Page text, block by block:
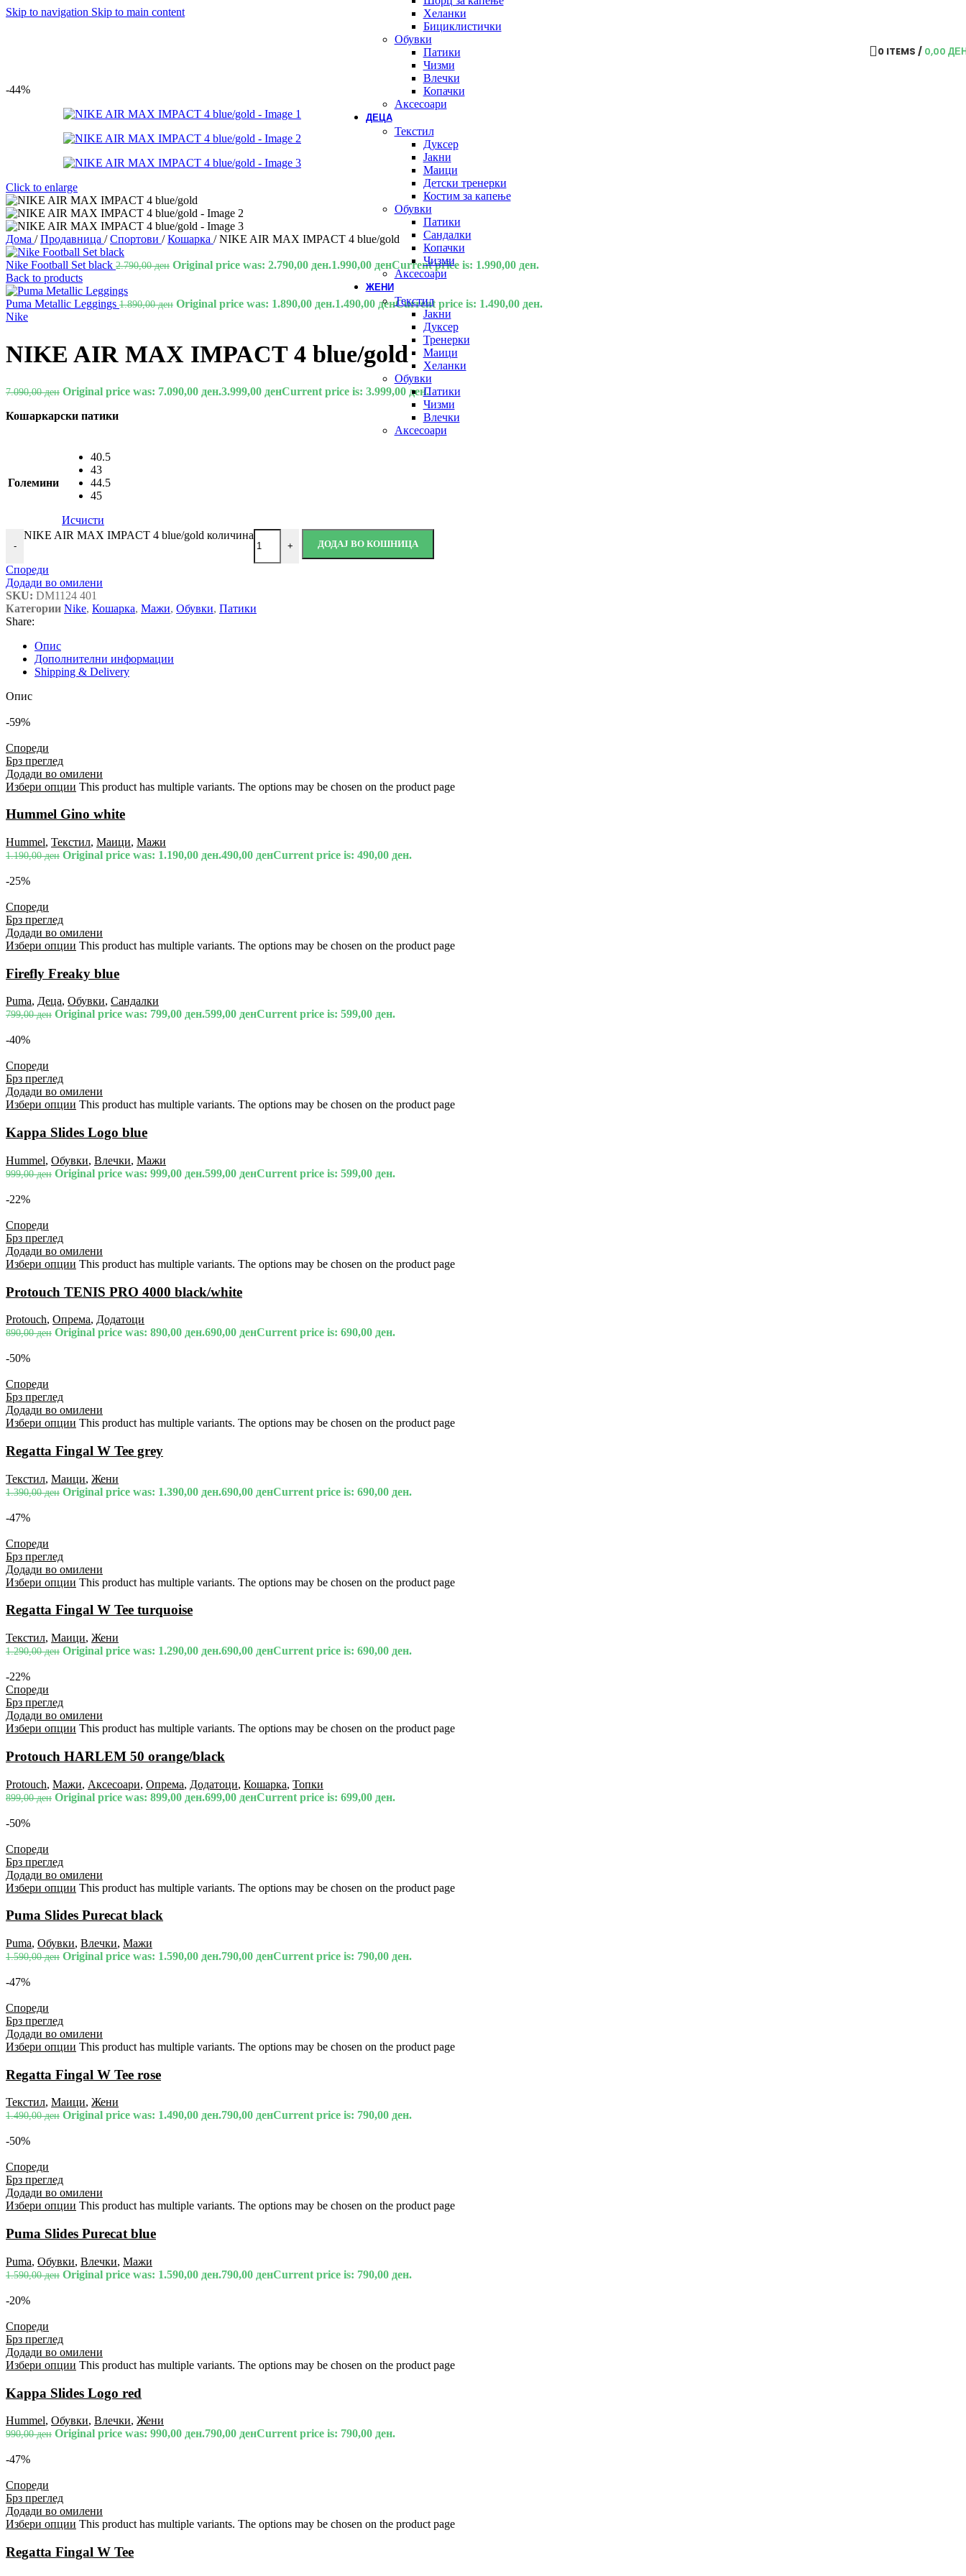
Skip to navigation Skip to main content
Хеланки
Бициклистички
Обувки
Патики
Чизми
Влечки
Копачки
Аксесоари
ДЕЦА
Текстил
Дуксер
Јакни
Маици
Детски тренерки
Костим за капење
Обувки
Патики
Сандалки
Копачки
Чизми
Аксесоари
ЖЕНИ
Текстил
Јакни
Дуксер
Тренерки
Маици
Хеланки
Обувки
Патики
Чизми
Влечки
Аксесоари
0 ITEMS / 0,00
-44%
Click to enlarge
Дома / Продавница / Спортови / Кошарка / NIKE AIR MAX IMPACT 4 blue/gold
Nike Football Set black 2.790,00ден Original price was: 2.790,00 ден.1.990,00 денCurrent price is: 1.990,00 ден.
Back to products
Puma Metallic Leggings 1.890,00ден Original price was: 1.890,00 ден.1.490,00 денCurrent price is: 1.490,00 ден.
Nike
NIKE AIR MAX IMPACT 4 blue/gold
7.090,00ден Original price was: 7.090,00 ден.3.999,00 денCurrent price is: 3.999,00 ден.
Кошаркарски патики
Големини
40.5
43
44.5
45
Исчисти
-
NIKE AIR MAX IMPACT 4 blue/gold количина
+ ДОДАЈ ВО КОШНИЦА
Спореди
Додади во омилени
SKU: DM1124 401
Категории Nike, Кошарка, Мажи, Обувки, Патики
Share:
Опис
Дополнителни информации
Shipping & Delivery
Опис
-59%
Спореди
Брз преглед
Додади во омилени
Избери опции This product has multiple variants. The options may be chosen on the product page
Hummel Gino white
Hummel, Текстил, Маици, Мажи
1.190,00ден Original price was: 1.190,00 ден.490,00 денCurrent price is: 490,00 ден.
-25%
Спореди
Брз преглед
Додади во омилени
Избери опции This product has multiple variants. The options may be chosen on the product page
Firefly Freaky blue
Puma, Деца, Обувки, Сандалки
799,00ден Original price was: 799,00 ден.599,00 денCurrent price is: 599,00 ден.
-40%
Спореди
Брз преглед
Додади во омилени
Избери опции This product has multiple variants. The options may be chosen on the product page
Kappa Slides Logo blue
Hummel, Обувки, Влечки, Мажи
999,00ден Original price was: 999,00 ден.599,00 денCurrent price is: 599,00 ден.
-22%
Спореди
Брз преглед
Додади во омилени
Избери опции This product has multiple variants. The options may be chosen on the product page
Protouch TENIS PRO 4000 black/white
Protouch, Опрема, Додатоци
890,00ден Original price was: 890,00 ден.690,00 денCurrent price is: 690,00 ден.
-50%
Спореди
Брз преглед
Додади во омилени
Избери опции This product has multiple variants. The options may be chosen on the product page
Regatta Fingal W Tee grey
Текстил, Маици, Жени
1.390,00ден Original price was: 1.390,00 ден.690,00 денCurrent price is: 690,00 ден.
-47%
Спореди
Брз преглед
Додади во омилени
Избери опции This product has multiple variants. The options may be chosen on the product page
Regatta Fingal W Tee turquoise
Текстил, Маици, Жени
1.290,00ден Original price was: 1.290,00 ден.690,00 денCurrent price is: 690,00 ден.
-22%
Спореди
Брз преглед
Додади во омилени
Избери опции This product has multiple variants. The options may be chosen on the product page
Protouch HARLEM 50 orange/black
Protouch, Мажи, Аксесоари, Опрема, Додатоци, Кошарка, Топки
899,00ден Original price was: 899,00 ден.699,00 денCurrent price is: 699,00 ден.
-50%
Спореди
Брз преглед
Додади во омилени
Избери опции This product has multiple variants. The options may be chosen on the product page
Puma Slides Purecat black
Puma, Обувки, Влечки, Мажи
1.590,00ден Original price was: 1.590,00 ден.790,00 денCurrent price is: 790,00 ден.
-47%
Спореди
Брз преглед
Додади во омилени
Избери опции This product has multiple variants. The options may be chosen on the product page
Regatta Fingal W Tee rose
Текстил, Маици, Жени
1.490,00ден Original price was: 1.490,00 ден.790,00 денCurrent price is: 790,00 ден.
-50%
Спореди
Брз преглед
Додади во омилени
Избери опции This product has multiple variants. The options may be chosen on the product page
Puma Slides Purecat blue
Puma, Обувки, Влечки, Мажи
1.590,00ден Original price was: 1.590,00 ден.790,00 денCurrent price is: 790,00 ден.
-20%
Спореди
Брз преглед
Додади во омилени
Избери опции This product has multiple variants. The options may be chosen on the product page
Kappa Slides Logo red
Hummel, Обувки, Влечки, Жени
990,00ден Original price was: 990,00 ден.790,00 денCurrent price is: 790,00 ден.
-47%
Спореди
Брз преглед
Додади во омилени
Избери опции This product has multiple variants. The options may be chosen on the product page
Regatta Fingal W Tee